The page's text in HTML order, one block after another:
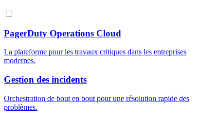
PagerDuty Operations Cloud
La plateforme pour les travaux critiques dans les entreprises
modernes.
Gestion des incidents
Orchestration de bout en bout pour une résolution rapide des
problèmes.